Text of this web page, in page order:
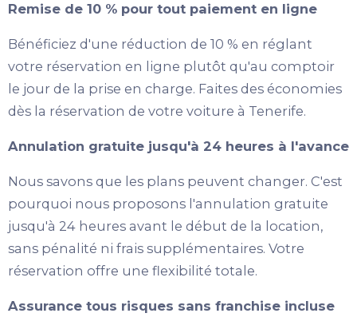
Remise de 10 % pour tout paiement en ligne
Bénéficiez d'une réduction de 10 % en réglant
votre réservation en ligne plutôt qu'au comptoir
le jour de la prise en charge. Faites des économies
dès la réservation de votre voiture à Tenerife.
Annulation gratuite jusqu'à 24 heures à l'avance
Nous savons que les plans peuvent changer. C'est
pourquoi nous proposons l'annulation gratuite
jusqu'à 24 heures avant le début de la location,
sans pénalité ni frais supplémentaires. Votre
réservation offre une flexibilité totale.
Assurance tous risques sans franchise incluse